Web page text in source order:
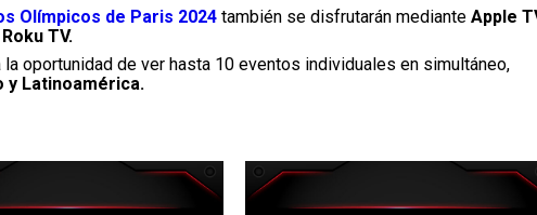
Olímpicos de Paris 2024 también se disfrutarán mediante Apple
TV.
la oportunidad de ver hasta 10 eventos individuales en simultáneo,
y Latinoamérica.